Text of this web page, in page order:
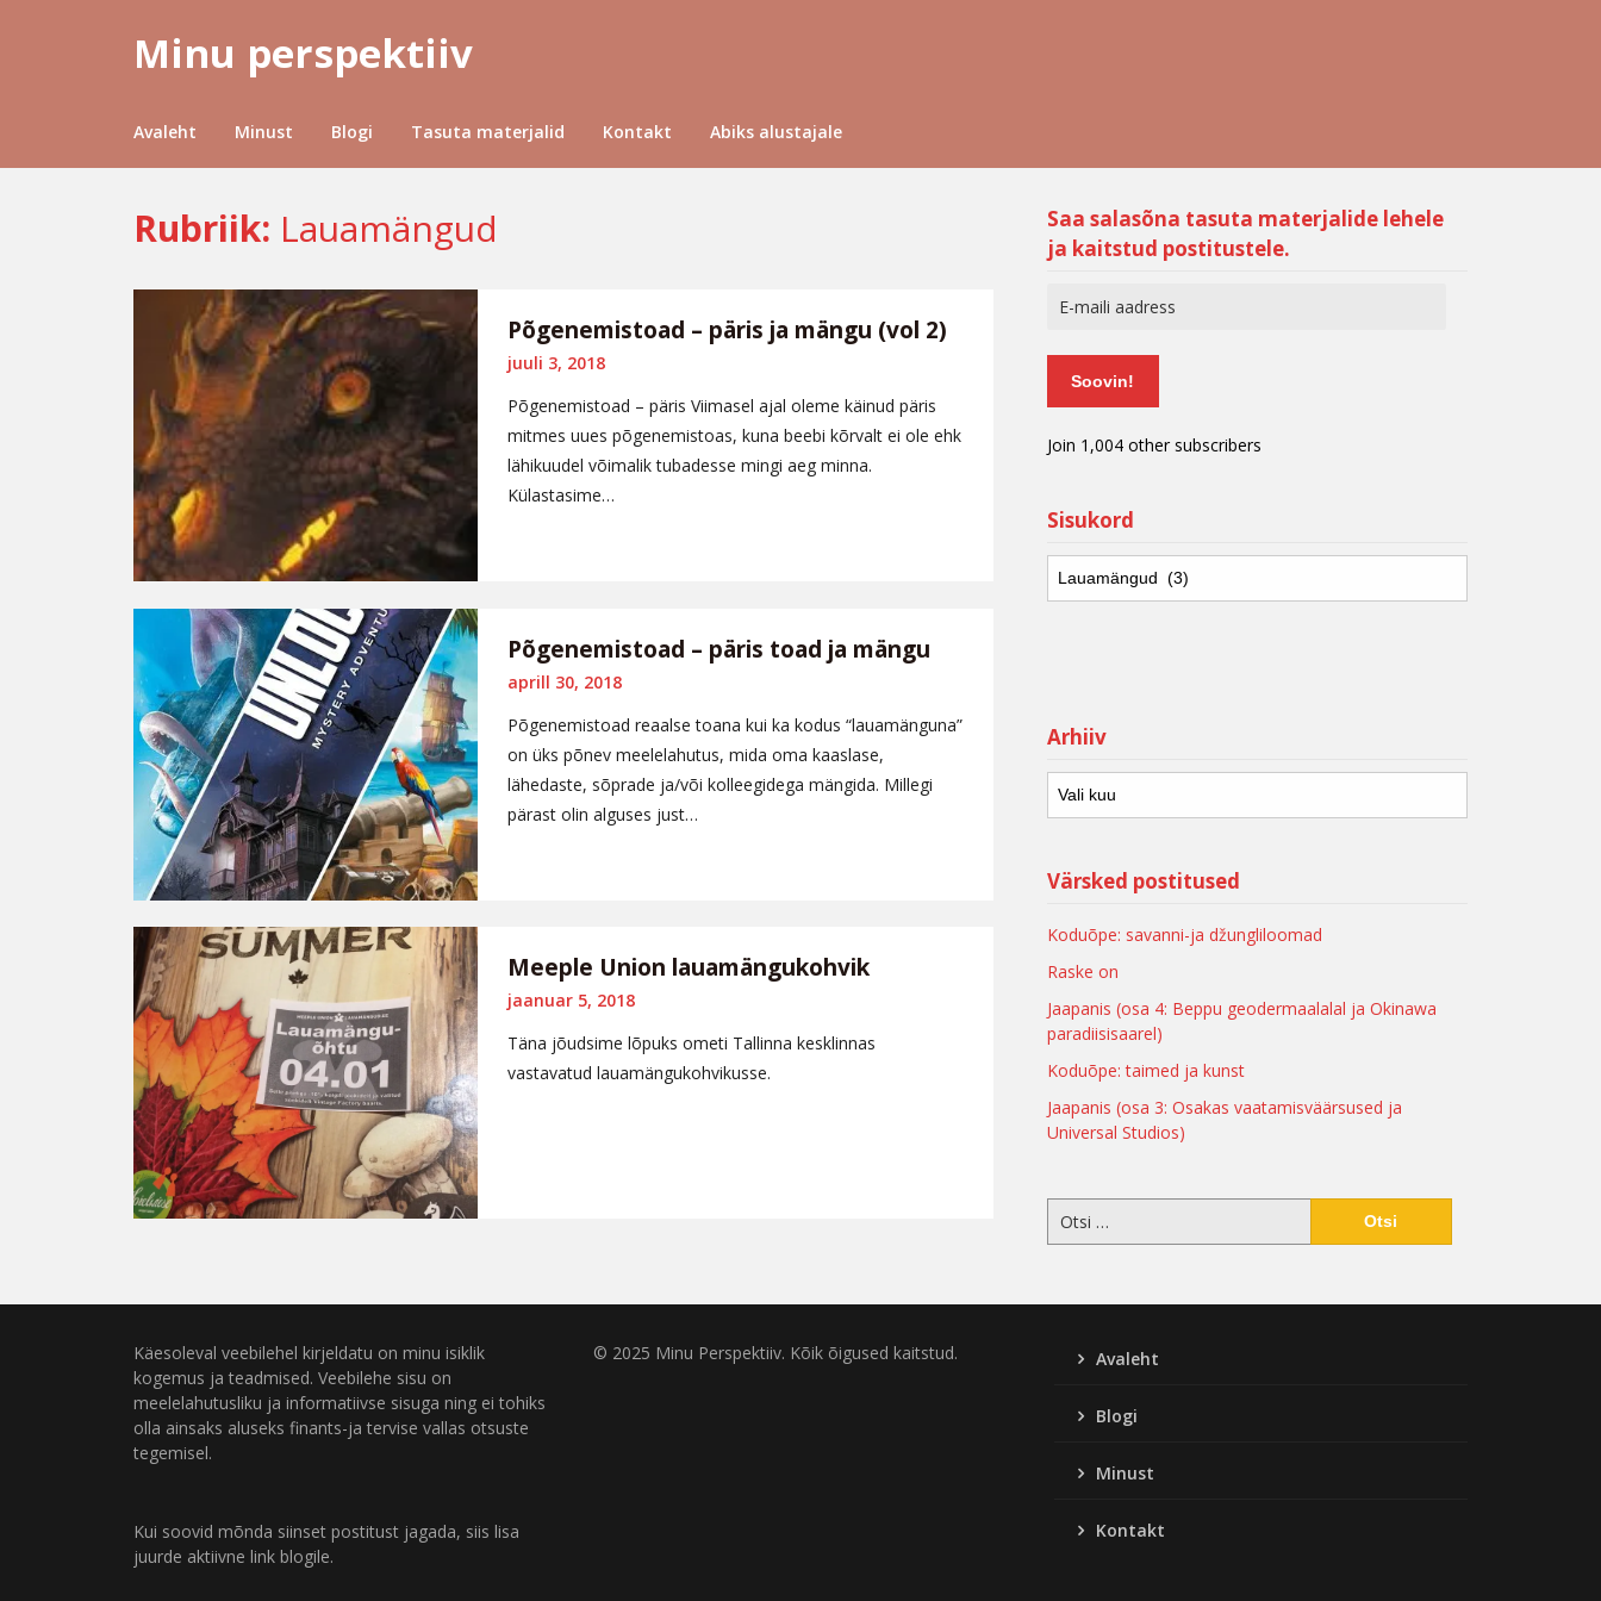
Minu perspektiiv
Avaleht Minust Blogi Tasuta materjalid Kontakt Abiks alustajale
Rubriik: Lauamängud
Põgenemistoad – päris ja mängu (vol 2)
juuli 3, 2018
Põgenemistoad – päris Viimasel ajal oleme käinud päris
mitmes uues põgenemistoas, kuna beebi kõrvalt ei ole ehk
lähikuudel võimalik tubadesse mingi aeg minna.
Külastasime…
Põgenemistoad – päris toad ja mängu
aprill 30, 2018
Põgenemistoad reaalse toana kui ka kodus “lauamänguna”
on üks põnev meelelahutus, mida oma kaaslase,
lähedaste, sõprade ja/või kolleegidega mängida. Millegi
pärast olin alguses just…
Meeple Union lauamängukohvik
jaanuar 5, 2018
Täna jõudsime lõpuks ometi Tallinna kesklinnas
vastavatud lauamängukohvikusse.
Saa salasõna tasuta materjalide lehele
ja kaitstud postitustele.
Soovin!
Join 1,004 other subscribers
Sisukord
Arhiiv
Värsked postitused
Koduõpe: savanni-ja džungliloomad
Raske on
Jaapanis (osa 4: Beppu geodermaalalal ja Okinawa
paradiisisaarel)
Koduõpe: taimed ja kunst
Jaapanis (osa 3: Osakas vaatamisväärsused ja
Universal Studios)
Käesoleval veebilehel kirjeldatu on minu isiklik
kogemus ja teadmised. Veebilehe sisu on
meelelahutusliku ja informatiivse sisuga ning ei tohiks
olla ainsaks aluseks finants-ja tervise vallas otsuste
tegemisel.
Kui soovid mõnda siinset postitust jagada, siis lisa
juurde aktiivne link blogile.
© 2025 Minu Perspektiiv. Kõik õigused kaitstud. Avaleht
Blogi
Minust
Kontakt